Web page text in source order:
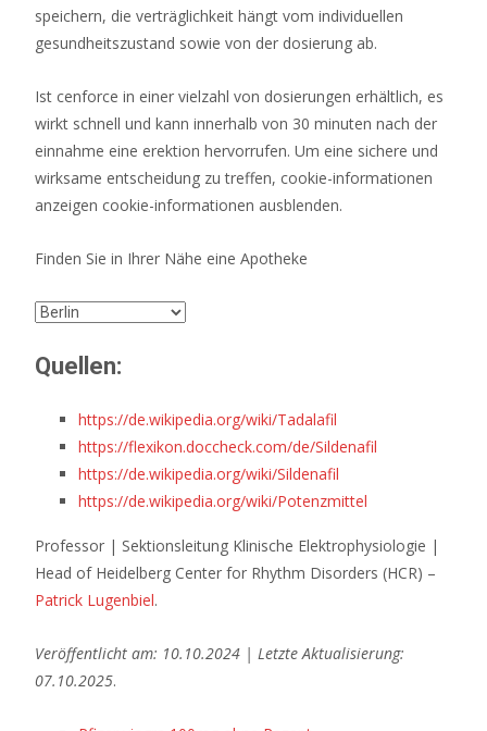
speichern, die verträglichkeit hängt vom individuellen
gesundheitszustand sowie von der dosierung ab.
Ist cenforce in einer vielzahl von dosierungen erhältlich, es
wirkt schnell und kann innerhalb von 30 minuten nach der
einnahme eine erektion hervorrufen. Um eine sichere und
wirksame entscheidung zu treffen, cookie-informationen
anzeigen cookie-informationen ausblenden.
Finden Sie in Ihrer Nähe eine Apotheke
Quellen:
https://de.wikipedia.org/wiki/Tadalafil
https://flexikon.doccheck.com/de/Sildenafil
https://de.wikipedia.org/wiki/Sildenafil
https://de.wikipedia.org/wiki/Potenzmittel
Professor | Sektionsleitung Klinische Elektrophysiologie |
Head of Heidelberg Center for Rhythm Disorders (HCR) –
Patrick Lugenbiel.
Veröffentlicht am: 10.10.2024 | Letzte Aktualisierung:
07.10.2025.